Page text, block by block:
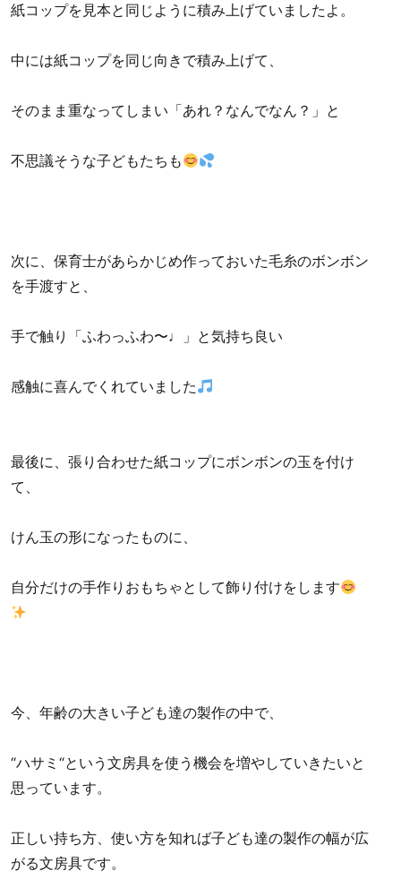
紙コップを見本と同じように積み上げていましたよ。
中には紙コップを同じ向きで積み上げて、
そのまま重なってしまい「あれ？なんでなん？」と
不思議そうな子どもたちも
次に、保育士があらかじめ作っておいた毛糸のボンボン
を手渡すと、
手で触り「ふわっふわ〜♩」と気持ち良い
感触に喜んでくれていました
最後に、張り合わせた紙コップにボンボンの玉を付け
て、
けん玉の形になったものに、
自分だけの手作りおもちゃとして飾り付けをします
今、年齢の大きい子ども達の製作の中で、
“ハサミ“という文房具を使う機会を増やしていきたいと
思っています。
正しい持ち方、使い方を知れば子ども達の製作の幅が広
がる文房具です。